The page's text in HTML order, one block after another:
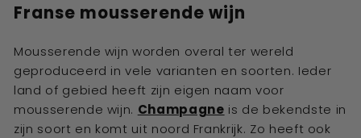
Franse mousserende wijn
Mousserende wijn worden overal ter wereld
geproduceerd in vele varianten en soorten. Ieder
land of gebied heeft zijn eigen naam voor
mousserende wijn. Champagne is de bekendste in
zijn soort en komt uit noord Frankrijk. Zo heeft ook